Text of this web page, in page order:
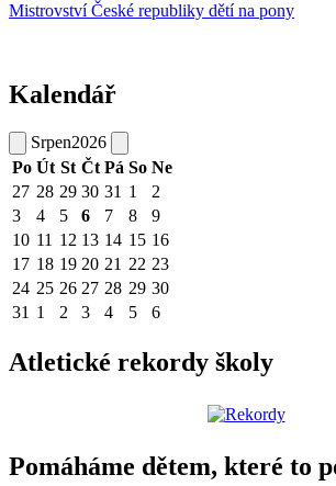
Mistrovství České republiky dětí na pony
Kalendář
Srpen2026
Po Út St Čt Pá So Ne
27 28 29 30 31 1
2
3
4 5 6 7 8
9
10 11 12 13 14 15 16
17 18 19 20 21 22 23
24 25 26 27 28 29 30
31 1 2 3 4 5 6
Atletické rekordy školy
Pomáháme dětem, které to